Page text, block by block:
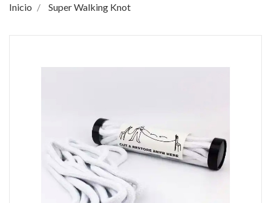
Inicio Super Walking Knot